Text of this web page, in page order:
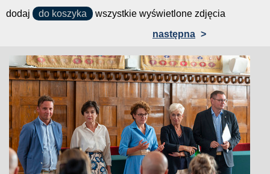
dodaj do koszyka
wszystkie wyświetlone zdjęcia
następna >